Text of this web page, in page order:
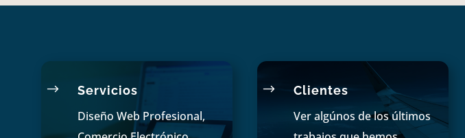
$ Servicios
Diseño Web Profesional,
$ Clientes
Ver algúnos de los últimos